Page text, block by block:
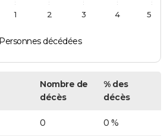
Personnes décédées
1 2 3 4 5
Nombre de
décès
% des
décès
0 0 %